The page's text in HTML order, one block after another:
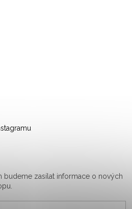
budeme zasílat informace o nových